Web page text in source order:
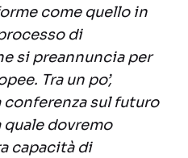
come quello in
di
si preannuncia per
Tra un po’,
sul futuro
quale dovremo
capacità di